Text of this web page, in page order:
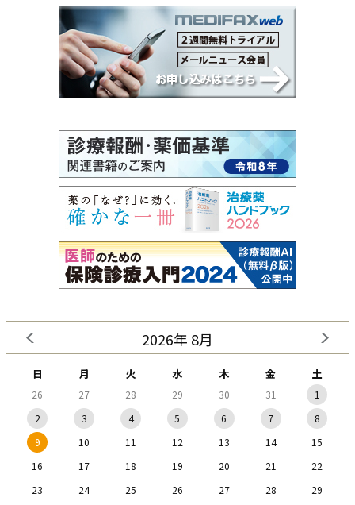
2026年 8月
日 月 火 水 木 金 土
26 27 28 29 30 31
1
2
3 4 5 6 7
8
9
10 11 12 13 14
15
16
17 18 19 20 21
22
23
24 25 26 27 28
29